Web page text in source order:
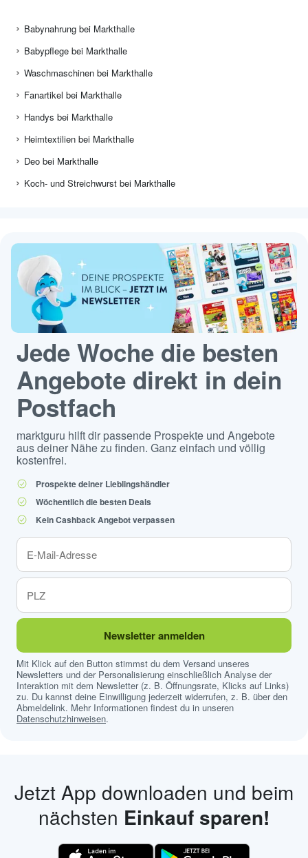
Babynahrung bei Markthalle
Babypflege bei Markthalle
Waschmaschinen bei Markthalle
Fanartikel bei Markthalle
Handys bei Markthalle
Heimtextilien bei Markthalle
Deo bei Markthalle
Koch- und Streichwurst bei Markthalle
Jede Woche die besten
Angebote direkt in dein
Postfach
marktguru hilft dir passende Prospekte und Angebote
aus deiner Nähe zu finden. Ganz einfach und völlig
kostenfrei.
Prospekte deiner Lieblingshändler
Wöchentlich die besten Deals
Kein Cashback Angebot verpassen
Newsletter anmelden
Mit Klick auf den Button stimmst du dem Versand unseres
Newsletters und der Personalisierung einschließlich Analyse der
Interaktion mit dem Newsletter (z. B. Öffnungsrate, Klicks auf Links)
zu. Du kannst deine Einwilligung jederzeit widerrufen, z. B. über den
Abmeldelink. Mehr Informationen findest du in unseren
Datenschutzhinweisen.
Jetzt App downloaden und beim
nächsten Einkauf sparen!